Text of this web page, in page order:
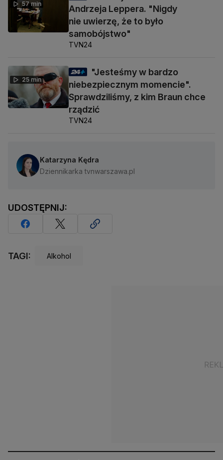
57 min
Andrzeja Leppera. "Nigdy
nie uwierzę, że to było
samobójstwo"
TVN24
25 min
"Jesteśmy w bardzo
niebezpiecznym momencie".
Sprawdziliśmy, z kim Braun chce
rządzić
TVN24
Katarzyna Kędra
Dziennikarka tvnwarszawa.pl
UDOSTĘPNIJ:
TAGI: Alkohol